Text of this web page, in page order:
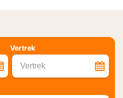
Vertrek
Vertrek